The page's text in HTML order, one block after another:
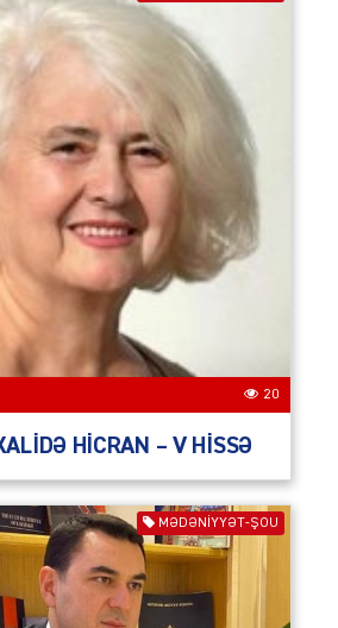
20
HİCRAN – V HİSSƏ
MƏDƏNIYYƏT-ŞOU